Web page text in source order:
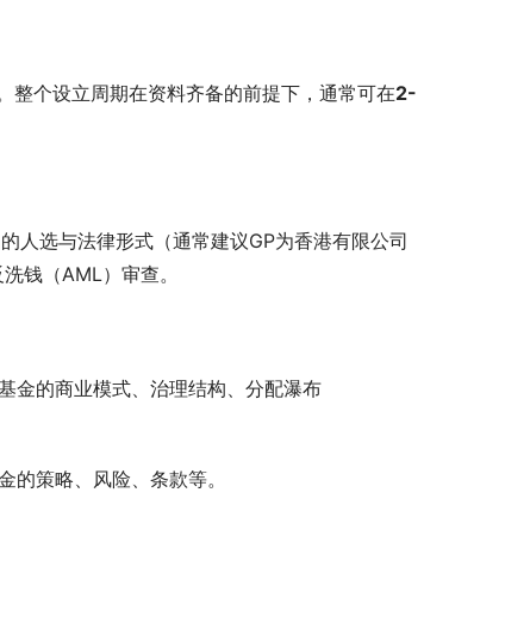
个设立周期在资料齐备的前提下，通常可在2-
人选与法律形式（通常建议GP为香港有限公司
钱（AML）审查。
金的商业模式、治理结构、分配瀑布
的策略、风险、条款等。